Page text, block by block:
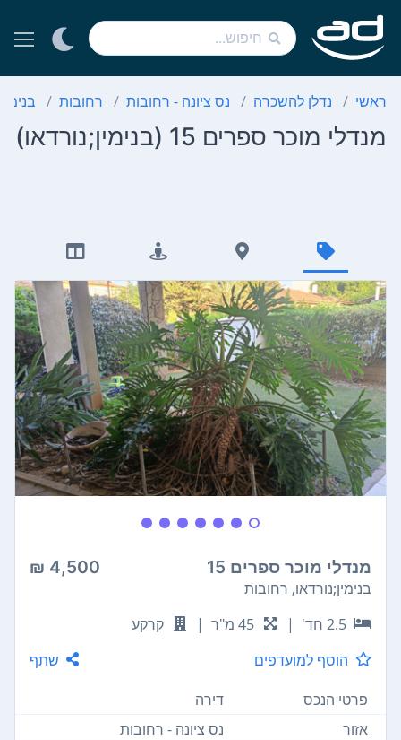
ראשי נדלן להשכרה נס ציונה - רחובות רחובות
מנדלי מוכר ספרים 15 (בנימין;נורדאו)
מנדלי מוכר ספרים 15 4,500 ₪
בנימין;נורדאו, רחובות
2.5 חד'
| 45 מ"ר |
קרקע
הוסף למועדפים
שתף
פרטי הנכס
דירה
אזור
נס ציונה - רחובות